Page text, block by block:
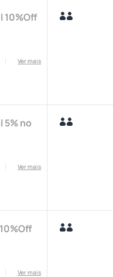
10%Off
Ver mais
5% no
Ver mais
Ver mais